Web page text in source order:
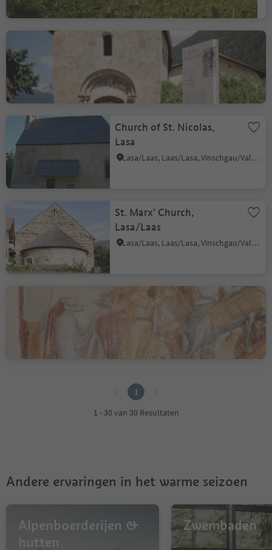
St. Johann´s Church in
Tubre/Taufers i. M., Taufers im Münstertal/Tubre, Vinschgau/Val Venosta
Church of St. Nicolas,
Lasa
Lasa/Laas, Laas/Lasa, Vinschgau/Val Venosta
St. Marx' Church,
Lasa/Laas
Lasa/Laas, Laas/Lasa, Vinschgau/Val Venosta
St. James' Church in
Grissian/Grissiano
Grissiano/Grissian, Tisens/Tesimo, Meran/Merano and environs
1
1 - 30 van 30 Resultaten
Andere ervaringen in het warme seizoen
Alpenboerderijen &
hutten
Zwembaden